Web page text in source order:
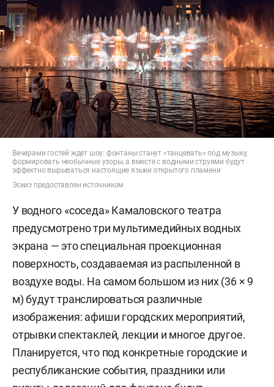
Вечерами гостей ждет шоу: фонтаны станут «танцевать» под музыку,
формировать необычные узоры, а вместе с водными струями будут
эффектно вырываться настоящие языки открытого пламени
Эскиз предоставлен источником
У водного «соседа» Камаловского театра
предусмотрено три мультимедийных водных
экрана — это специальная проекционная
поверхность, создаваемая из распыленной в
воздухе воды. На самом большом из них (36 × 9
м) будут транслироваться различные
изображения: афиши городских мероприятий,
отрывки спектаклей, лекции и многое другое.
Планируется, что под конкретные городские и
республиканские события, праздники или